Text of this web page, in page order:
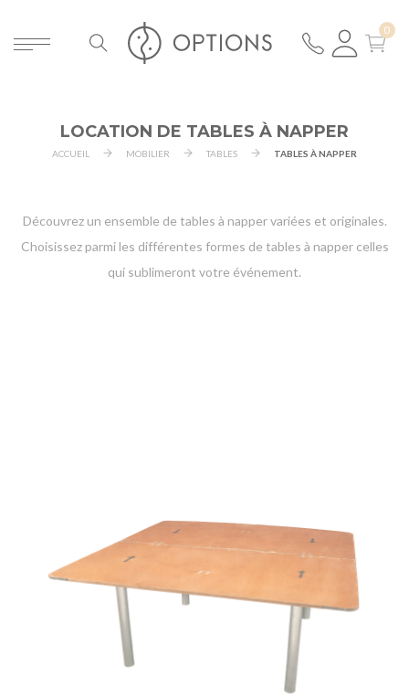
LOCATION DE TABLES À NAPPER
ACCUEIL MOBILIER TABLES TABLES À NAPPER
Découvrez un ensemble de tables à napper variées et originales.
Choisissez parmi les différentes formes de tables à napper celles
qui sublimeront votre événement.